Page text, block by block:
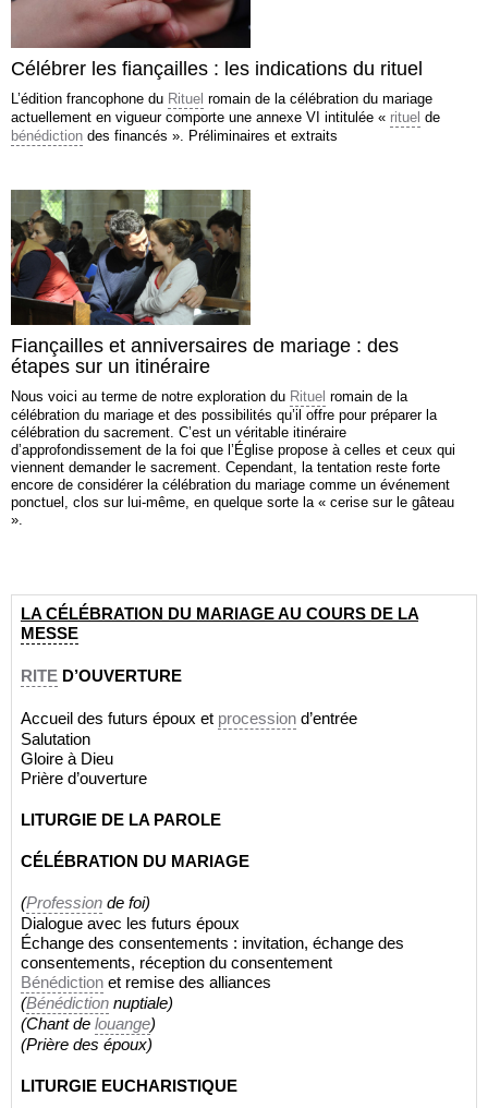
Célébrer les fiançailles : les indications du rituel
L’édition francophone du Rituel romain de la célébration du mariage
actuellement en vigueur comporte une annexe VI intitulée « rituel de
bénédiction des financés ». Préliminaires et extraits
Fiançailles et anniversaires de mariage : des
étapes sur un itinéraire
Nous voici au terme de notre exploration du Rituel romain de la
célébration du mariage et des possibilités qu’il offre pour préparer la
célébration du sacrement. C’est un véritable itinéraire
d’approfondissement de la foi que l’Église propose à celles et ceux qui
viennent demander le sacrement. Cependant, la tentation reste forte
encore de considérer la célébration du mariage comme un événement
ponctuel, clos sur lui-même, en quelque sorte la « cerise sur le gâteau
».
LA CÉLÉBRATION DU MARIAGEAU COURS DE LA
MESSE
RITE D’OUVERTURE
Accueil des futurs époux et procession d’entrée
Salutation
Gloire à Dieu
Prière d’ouverture
LITURGIE DE LA PAROLE
CÉLÉBRATION DU MARIAGE
(Profession de foi)
Dialogue avec les futurs époux
Échange des consentements : invitation, échange des
consentements, réception du consentement
Bénédiction et remise des alliances
(Bénédiction nuptiale)
(Chant de louange)
(Prière des époux)
LITURGIE EUCHARISTIQUE